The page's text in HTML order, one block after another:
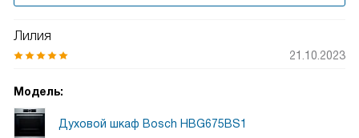
Лилия
21.10.2023
Модель:
Духовой шкаф Bosch HBG675BS1